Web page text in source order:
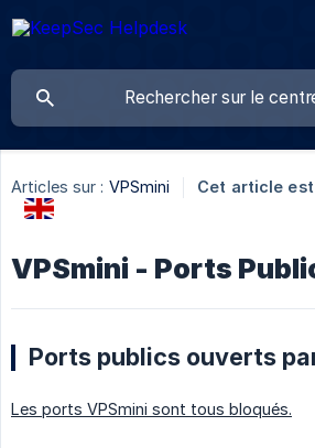
Articles sur : VPSmini Cet article
VPSmini - Ports
Ports publics ouverts
Les ports VPSmini sont tous bloqués.